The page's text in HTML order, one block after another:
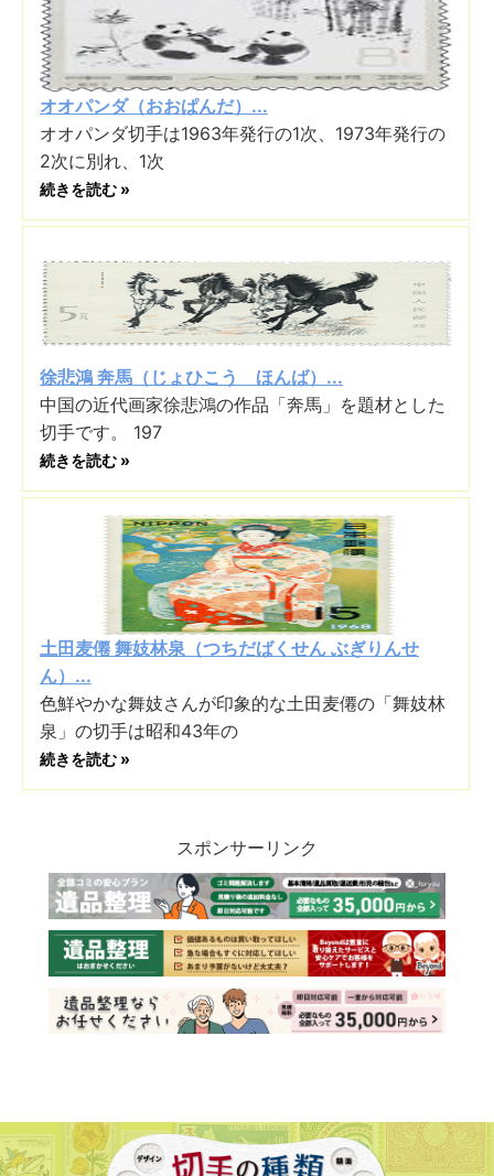
オオパンダ（おおぱんだ）...
オオパンダ切手は1963年発行の1次、1973年発行の
2次に別れ、1次
続きを読む »
徐悲鴻 奔馬（じょひこう ほんば）...
中国の近代画家徐悲鴻の作品「奔馬」を題材とした
切手です。 197
続きを読む »
土田麦僊 舞妓林泉（つちだばくせん ぶぎりんせ
ん）...
色鮮やかな舞妓さんが印象的な土田麦僊の「舞妓林
泉」の切手は昭和43年の
続きを読む »
スポンサーリンク